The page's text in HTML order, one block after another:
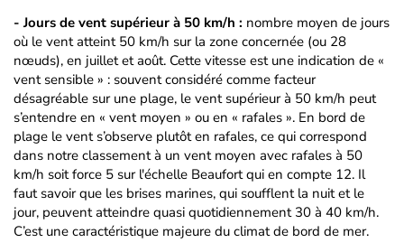
- Jours de vent supérieur à 50 km/h : nombre moyen de jours
où le vent atteint 50 km/h sur la zone concernée (ou 28
nœuds), en juillet et août. Cette vitesse est une indication de «
vent sensible » : souvent considéré comme facteur
désagréable sur une plage, le vent supérieur à 50 km/h peut
s’entendre en « vent moyen » ou en « rafales ». En bord de
plage le vent s’observe plutôt en rafales, ce qui correspond
dans notre classement à un vent moyen avec rafales à 50
km/h soit force 5 sur l'échelle Beaufort qui en compte 12. Il
faut savoir que les brises marines, qui soufflent la nuit et le
jour, peuvent atteindre quasi quotidiennement 30 à 40 km/h.
C’est une caractéristique majeure du climat de bord de mer.